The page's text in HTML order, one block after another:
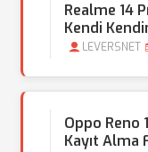
Realme 14
Kendi
LEVERSNET
Oppo Reno
Kayıt Alma